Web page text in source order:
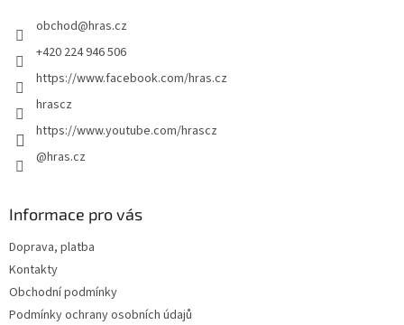
obchod@hras.cz
+420 224 946 506
https://www.facebook.com/hras.cz
hrascz
https://www.youtube.com/hrascz
@hras.cz
Informace pro vás
Doprava, platba
Kontakty
Obchodní podmínky
Podmínky ochrany osobních údajů